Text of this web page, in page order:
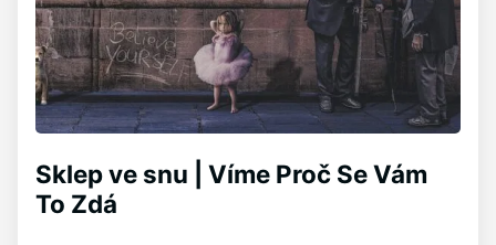
Sklep ve snu | Víme Proč Se Vám
To Zdá